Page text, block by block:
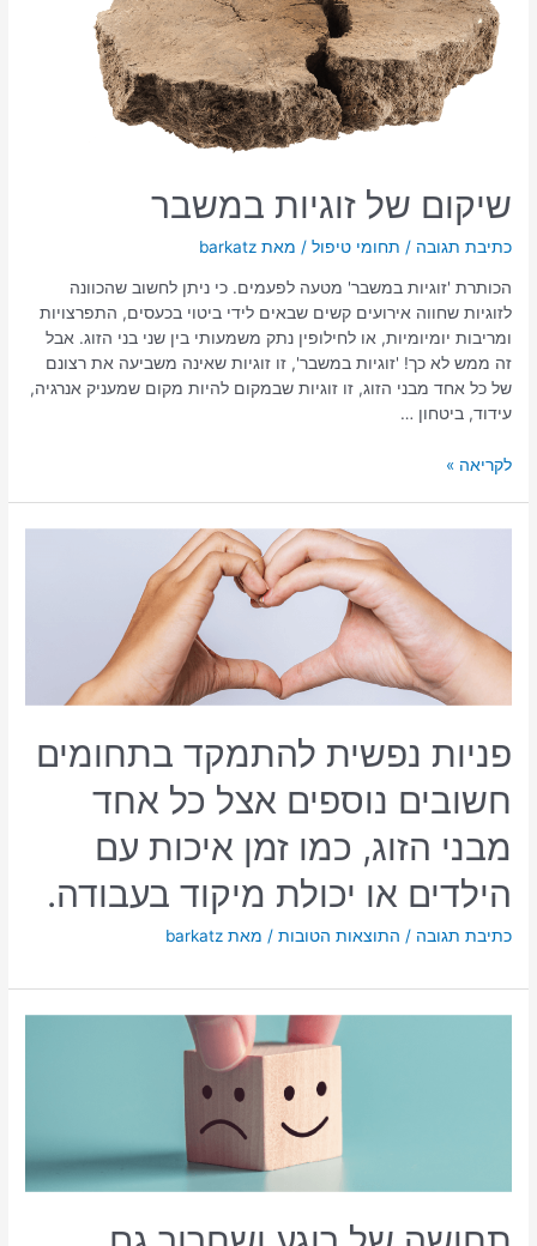
שיקום של זוגיות במשבר
כתיבת תגובה / תחומי טיפול / מאתbarkatz
הכותרת 'זוגיות במשבר' מטעה לפעמים. כי ניתן לחשוב שהכוונה
לזוגיות שחווה אירועים קשים שבאים לידי ביטוי בכעסים, התפרצויות
ומריבות יומיומיות, או לחילופין נתק משמעותי בין שני בני הזוג. אבל
זה ממש לא כך! 'זוגיות במשבר', זו זוגיות שאינה משביעה את רצונם
של כל אחד מבני הזוג, זו זוגיות שבמקום להיות מקום שמעניק אנרגיה,
עידוד, ביטחון …
לקריאה »
פניות נפשית להתמקד בתחומים
חשובים נוספים אצל כל אחד
מבני הזוג, כמו זמן איכות עם
הילדים או יכולת מיקוד בעבודה.
כתיבת תגובה / התוצאות הטובות / מאתbarkatz